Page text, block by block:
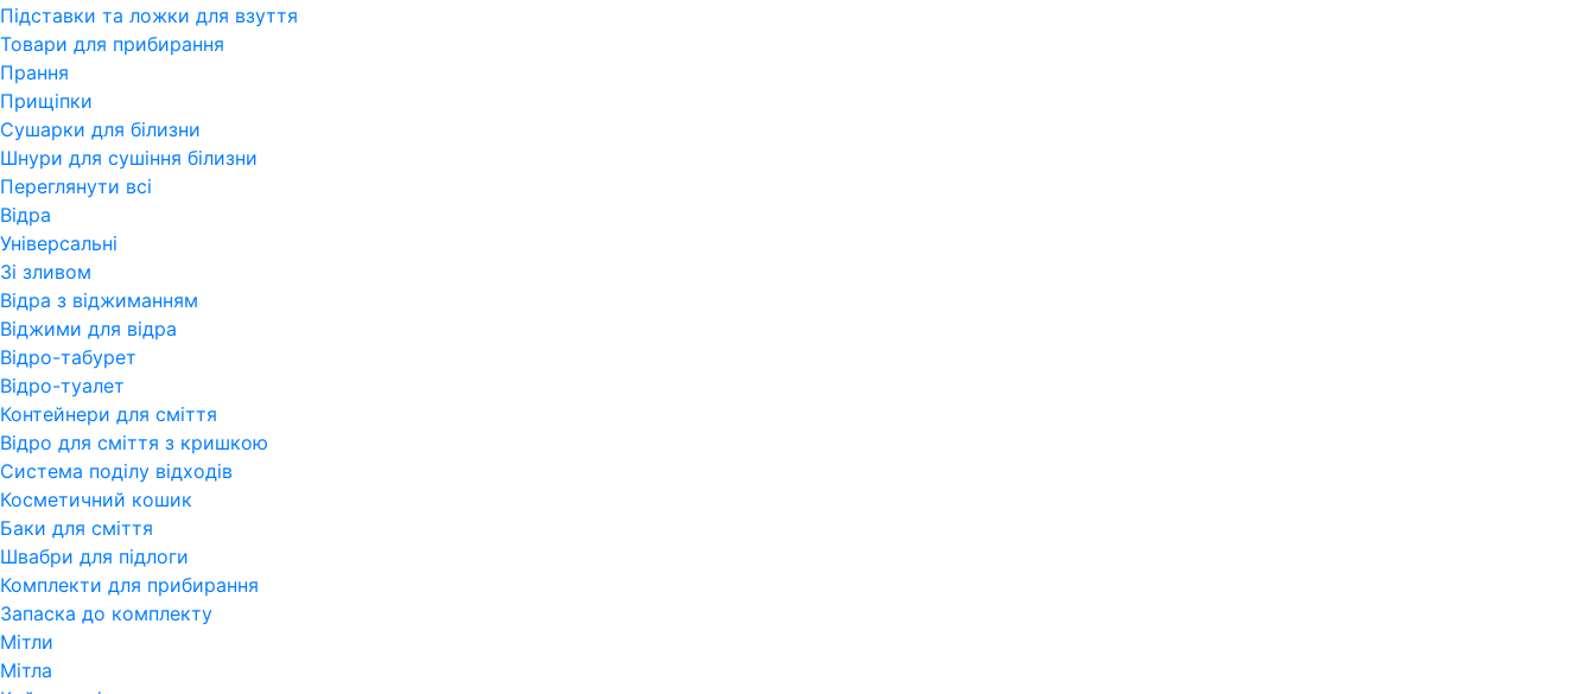
Підставки та ложки для взуття
Товари для прибирання
Прання
Прищіпки
Сушарки для білизни
Шнури для сушіння білизни
Переглянути всi
Відра
Універсальні
Зі зливом
Відра з віджиманням
Віджими для відра
Відро-табурет
Відро-туалет
Контейнери для сміття
Відро для сміття з кришкою
Система поділу відходів
Косметичний кошик
Баки для сміття
Швабри для підлоги
Комплекти для прибирання
Запаска до комплекту
Мітли
Мітла